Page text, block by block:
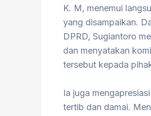
K. M, menemui
yang disampaikan.
DPRD, Sugiantoro
dan menyatakan
tersebut kepada
Ia juga
tertib dan damai.